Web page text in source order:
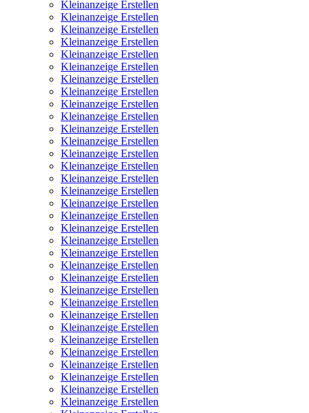
Kleinanzeige Erstellen
Kleinanzeige Erstellen
Kleinanzeige Erstellen
Kleinanzeige Erstellen
Kleinanzeige Erstellen
Kleinanzeige Erstellen
Kleinanzeige Erstellen
Kleinanzeige Erstellen
Kleinanzeige Erstellen
Kleinanzeige Erstellen
Kleinanzeige Erstellen
Kleinanzeige Erstellen
Kleinanzeige Erstellen
Kleinanzeige Erstellen
Kleinanzeige Erstellen
Kleinanzeige Erstellen
Kleinanzeige Erstellen
Kleinanzeige Erstellen
Kleinanzeige Erstellen
Kleinanzeige Erstellen
Kleinanzeige Erstellen
Kleinanzeige Erstellen
Kleinanzeige Erstellen
Kleinanzeige Erstellen
Kleinanzeige Erstellen
Kleinanzeige Erstellen
Kleinanzeige Erstellen
Kleinanzeige Erstellen
Kleinanzeige Erstellen
Kleinanzeige Erstellen
Kleinanzeige Erstellen
Kleinanzeige Erstellen
Kleinanzeige Erstellen